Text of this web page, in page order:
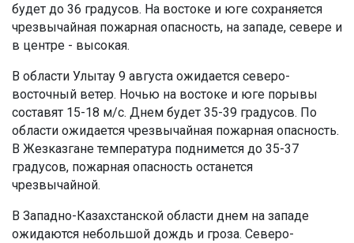
будет до 36 градусов. На востоке и юге сохраняется
чрезвычайная пожарная опасность, на западе, севере и
в центре - высокая.
В области Улытау 9 августа ожидается северо-
восточный ветер. Ночью на востоке и юге порывы
составят 15-18 м/с. Днем будет 35-39 градусов. По
области ожидается чрезвычайная пожарная опасность.
В Жезказгане температура поднимется до 35-37
градусов, пожарная опасность останется
чрезвычайной.
В Западно-Казахстанской области днем на западе
ожидаются небольшой дождь и гроза. Северо-